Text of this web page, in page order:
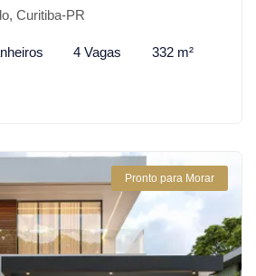
Curitiba-PR
4 Vagas 332 m²
Pronto para Morar